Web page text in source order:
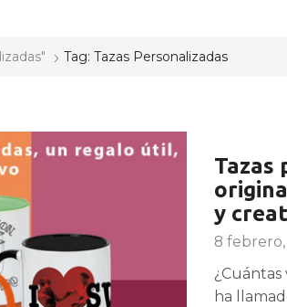
Tag: Tazas Personalizadas
Tazas
y
8
ha